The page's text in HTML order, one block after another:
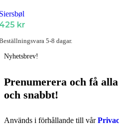
kr
5-8 dagar.
Nyhetsbrev!
Prenumerera och få
och snabbt!
Används i förhållande till vår